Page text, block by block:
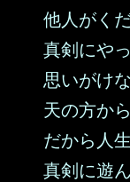
他人がく
真剣にや
思いがけ
天の方か
だから人
真剣に遊